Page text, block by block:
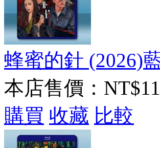
蜂蜜的針 (2026)
本店售價：
購買 收藏 比較